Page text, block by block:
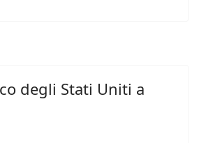
degli Stati Uniti a